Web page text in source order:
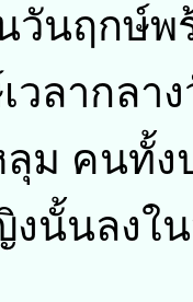
นฤกษ์พ
วลากล
ม คนทั้ง
นั้นลงใ